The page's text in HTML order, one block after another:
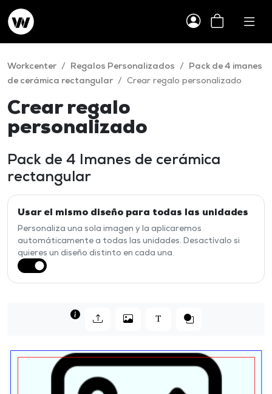
Workcenter / Regalos Personalizados / Pack de 4 imanes
de cerámica rectangular / Crear regalo personalizado
Crear regalo
personalizado
Pack de 4 Imanes de cerámica
rectangular
Usar el mismo diseño para todas las unidades
Personaliza una sola imagen y la aplicaremos
automáticamente a todas las unidades. Desactívalo si
quieres un diseño distinto en cada una.